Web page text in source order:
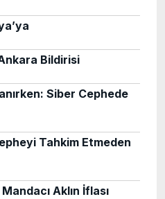
Bildirisi
Siber Cephede
Tahkim Etmeden
Aklın İflası